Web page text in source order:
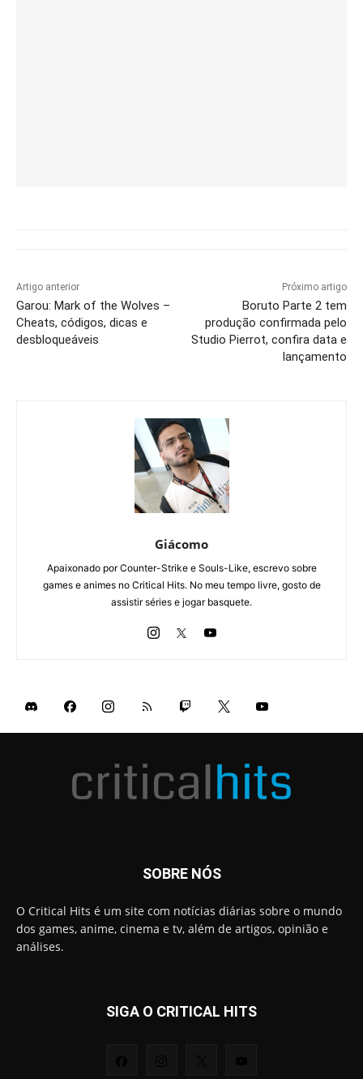
Artigo anterior
Garou: Mark of the Wolves –
Cheats, códigos, dicas e
desbloqueáveis
Próximo artigo
Boruto Parte 2 tem
produção confirmada pelo
Studio Pierrot, confira data e
lançamento
Giácomo
Apaixonado por Counter-Strike e Souls-Like, escrevo sobre
games e animes no Critical Hits. No meu tempo livre, gosto de
assistir séries e jogar basquete.
SOBRE NÓS
O Critical Hits é um site com notícias diárias sobre o mundo
dos games, anime, cinema e tv, além de artigos, opinião e
análises.
SIGA O CRITICAL HITS